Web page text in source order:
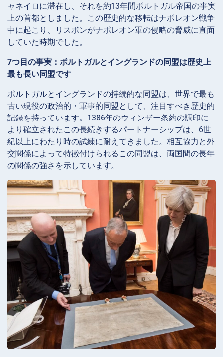
ャネイロに滞在し、それを約13年間ポルトガル帝国の事実
上の首都としました。この歴史的な移転はナポレオン戦争
中に起こり、リスボンがナポレオン軍の侵略の脅威に直面
していた時期でした。
7つ目の事実：ポルトガルとイングランドの同盟は歴史上
最も長い同盟です
ポルトガルとイングランドの持続的な同盟は、世界で最も
古い現役の政治的・軍事的同盟として、注目すべき歴史的
記録を持っています。1386年のウィンザー条約の調印に
より確立されたこの長続きするパートナーシップは、6世
紀以上にわたり時の試練に耐えてきました。相互協力と外
交関係によって特徴付けられるこの同盟は、両国間の長年
の関係の強さを示しています。